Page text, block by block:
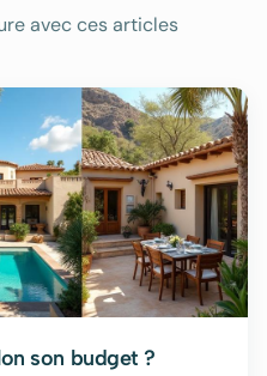
avec ces articles
son budget ?